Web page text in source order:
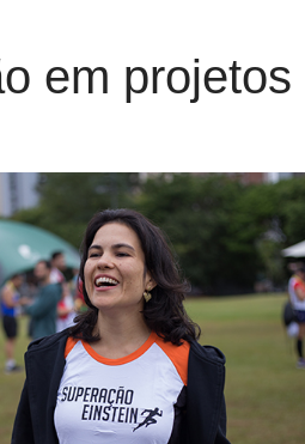
em projetos